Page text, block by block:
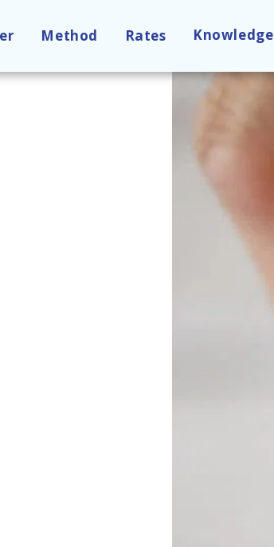
Method Rates Knowledge